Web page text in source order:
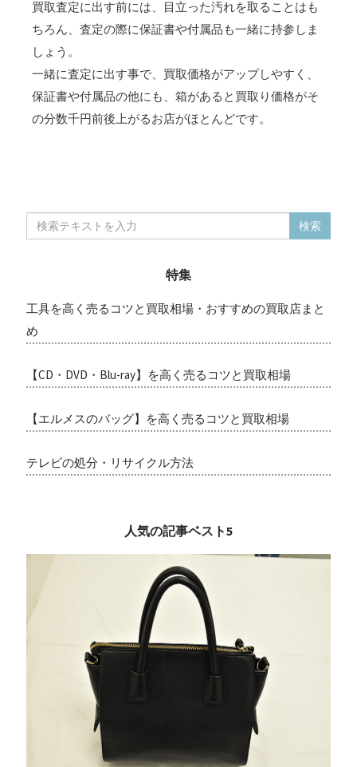
買取査定に出す前には、目立った汚れを取ることはも
ちろん、査定の際に保証書や付属品も一緒に持参しま
しょう。
一緒に査定に出す事で、買取価格がアップしやすく、
保証書や付属品の他にも、箱があると買取り価格がそ
の分数千円前後上がるお店がほとんどです。
特集
工具を高く売るコツと買取相場・おすすめの買取店まと
め
【CD・DVD・Blu-ray】を高く売るコツと買取相場
【エルメスのバッグ】を高く売るコツと買取相場
テレビの処分・リサイクル方法
人気の記事ベスト5